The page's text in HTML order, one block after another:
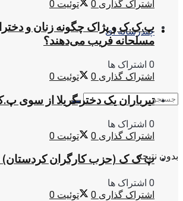
چندرسانه ای
بدون نتیجه
اشتراک گذاری 0 توئیت 0
پ.ک.ک و پژاک چگونه زنان و
مسلحانه فریب می‌دهند؟
0 اشتراک ها
اشتراک گذاری 0 توئیت 0
تیرباران یک دختر گریلا از سوی
0 اشتراک ها
اشتراک گذاری 0 توئیت 0
پ ک ک (حزب کارگران
0 اشتراک ها
اشتراک گذاری 0 توئیت 0